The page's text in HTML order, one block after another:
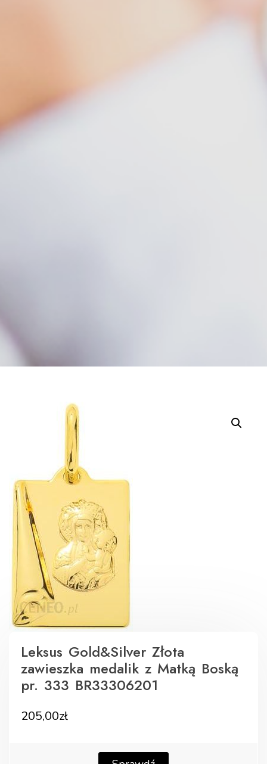
Leksus Gold&Silver Złota
zawieszka medalik z Matką Boską
pr. 333 BR33306201
205,00zł